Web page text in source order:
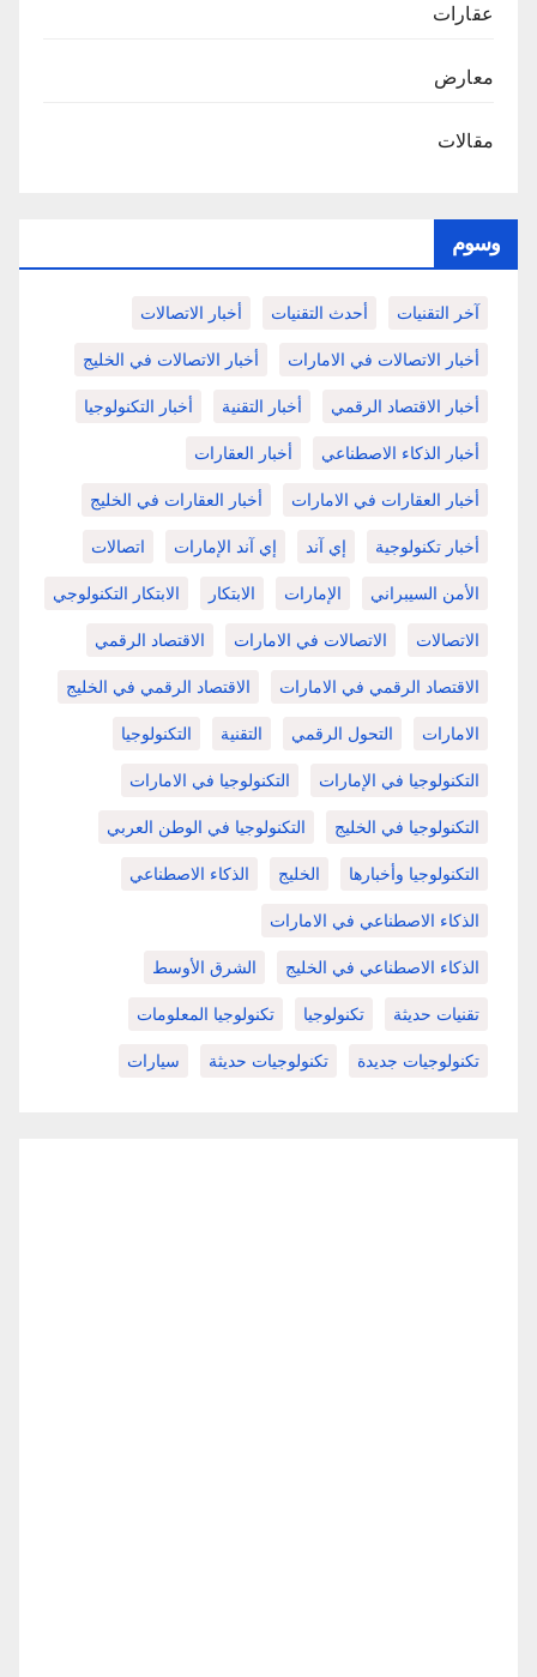
عقارات
معارض
مقالات
وسوم
آخر التقنيات أحدث التقنيات أخبار الاتصالات
أخبار الاتصالات في الامارات أخبار الاتصالات في الخليج
أخبار الاقتصاد الرقمي أخبار التقنية أخبار التكنولوجيا
أخبار الذكاء الاصطناعي أخبار العقارات
أخبار العقارات في الامارات أخبار العقارات في الخليج
أخبار تكنولوجية إي آند إي آند الإمارات اتصالات
الأمن السيبراني الإمارات الابتكار الابتكار التكنولوجي
الاتصالات الاتصالات في الامارات الاقتصاد الرقمي
الاقتصاد الرقمي في الامارات الاقتصاد الرقمي في الخليج
الامارات التحول الرقمي التقنية التكنولوجيا
التكنولوجيا في الإمارات التكنولوجيا في الامارات
التكنولوجيا في الخليج التكنولوجيا في الوطن العربي
التكنولوجيا وأخبارها الخليج الذكاء الاصطناعي
الذكاء الاصطناعي في الامارات
الذكاء الاصطناعي في الخليج الشرق الأوسط
تقنيات حديثة تكنولوجيا تكنولوجيا المعلومات
تكنولوجيات جديدة تكنولوجيات حديثة سيارات